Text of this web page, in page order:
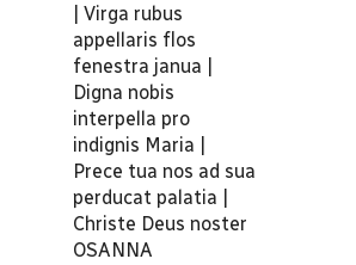
| Virga rubus
appellaris flos
fenestra janua |
Digna nobis
interpella pro
indignis Maria |
Prece tua nos ad sua
perducat palatia |
Christe Deus noster
OSANNA